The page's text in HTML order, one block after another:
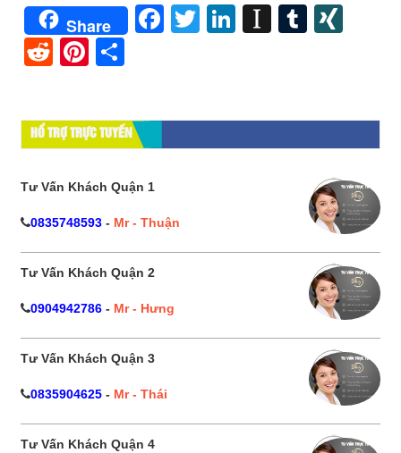
Share Facebook
Twitter
LinkedInTumblr
RedditPinterest
HỔ TRỢ TRỰC TUYẾN
Tư Vấn Khách Quận 1
0835748593 - Mr - Thuận
Tư Vấn Khách Quận 2
0904942786 - Mr - Hưng
Tư Vấn Khách Quận 3
0835904625 - Mr - Thái
Tư Vấn Khách Quận 4